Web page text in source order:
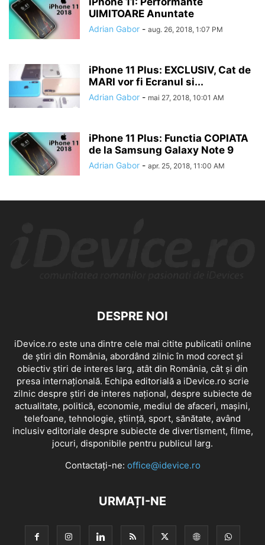
UIMITOARE Anuntate
Adrian Gabor - aug. 26, 2018, 1:07 PM
iPhone 11 Plus: EXCLUSIV, Cat de
MARI vor fi Ecranul si...
Adrian Gabor - mai 27, 2018, 10:01 AM
iPhone 11 Plus: Functia COPIATA
de la Samsung Galaxy Note 9
Adrian Gabor - apr. 25, 2018, 11:00 AM
DESPRE NOI
iDevice.ro este una dintre cele mai citite publicatii online
de știri din România, abordând zilnic în mod corect și
obiectiv știri de interes larg, atât din România, cât și din
presa internațională. Echipa editorială a iDevice.ro scrie
zilnic despre știri de interes național, despre subiecte de
actualitate, politică, economie, mediul de afaceri, mașini,
telefoane, tehnologie, știință, sport, sănătate, având
inclusiv editoriale despre subiecte de divertisment, filme,
jocuri, disponibile pentru publicul larg.
Contactați-ne: office@idevice.ro
URMAȚI-NE